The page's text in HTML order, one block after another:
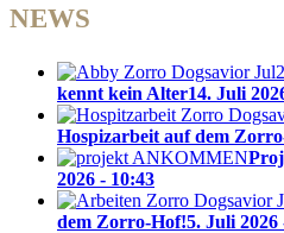
NEWS
kennt kein Alter14. Juli
Hospizarbeit auf dem
2026 - 10:43
dem Zorro-Hof!5. Juli 2026